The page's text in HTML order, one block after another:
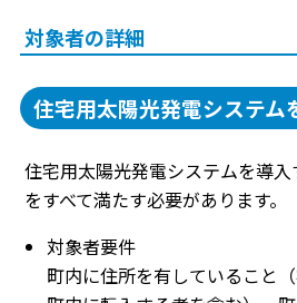
対象者の詳細
住宅用太陽光発電システム
住宅用太陽光発電システムを導
をすべて満たす必要があります。
対象者要件
町内に住所を有していること